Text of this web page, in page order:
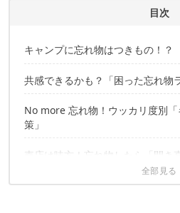
fujii mioのプロフィール目次
キャンプに忘れ物はつきもの！？
実際によく忘れ物をしてしまうキ
共感できるかも？「困った忘れ物
まずは5位：鍋
2位：子供の上着
その他こんな忘れ物をしたという声
No more 忘れ物！ウッカリ度別
策」
ウッカリ度★の人：「キャンプ専用
ウッカリ度★★の人：携帯に持ち物
ウッカリ度★★★の人：冷蔵庫に「
売店は味方！忘れ物したら「開き
TO DOリストも要チェック